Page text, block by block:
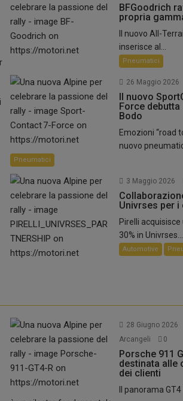
BFGoodrich
propria
Il nuovo All-
inserisce al...
Pneumatici
26 Maggio 2026
Il nuovo
Force debutta
Bodo
Emozioni “road
nuovo
Pneumatici
3 Maggio 2026
Univrses per i
Pirelli
30% in Univrses...
Automotive
28 Giugno 2026
Arcangeli
0
Porsche 911
destinata alle
dei clienti
Il panorama